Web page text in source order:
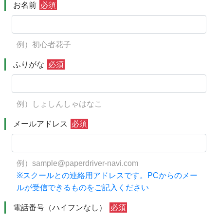
お名前 必須
例）初心者花子
ふりがな 必須
例）しょしんしゃはなこ
メールアドレス 必須
例）sample@paperdriver-navi.com
※スクールとの連絡用アドレスです。PCからのメー
ルが受信できるものをご記入ください
電話番号（ハイフンなし） 必須